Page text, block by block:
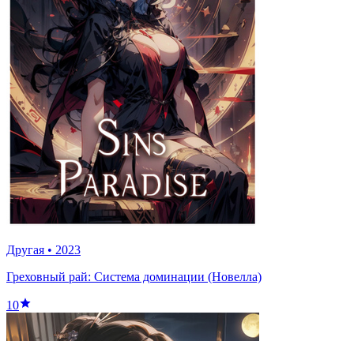
Другая • 2023
Греховный рай: Система доминации (Новелла)
10